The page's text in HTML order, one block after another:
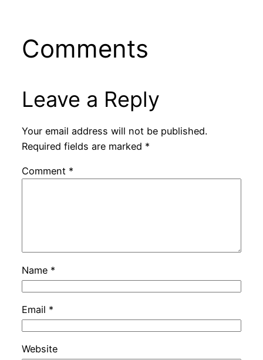
Comments
Leave a Reply
Your email address will not be published.
Required fields are marked *
Comment *
Name *
Email *
Website